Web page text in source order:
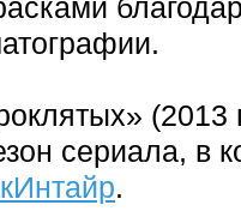
(2013
сериала, в
.